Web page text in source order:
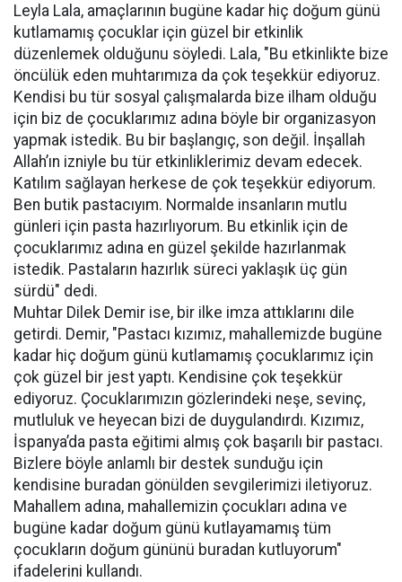
Leyla Lala, amaçlarının bugüne kadar hiç doğum günü
kutlamamış çocuklar için güzel bir etkinlik
düzenlemek olduğunu söyledi. Lala, "Bu etkinlikte bize
öncülük eden muhtarımıza da çok teşekkür ediyoruz.
Kendisi bu tür sosyal çalışmalarda bize ilham olduğu
için biz de çocuklarımız adına böyle bir organizasyon
yapmak istedik. Bu bir başlangıç, son değil. İnşallah
Allah’ın izniyle bu tür etkinliklerimiz devam edecek.
Katılım sağlayan herkese de çok teşekkür ediyorum.
Ben butik pastacıyım. Normalde insanların mutlu
günleri için pasta hazırlıyorum. Bu etkinlik için de
çocuklarımız adına en güzel şekilde hazırlanmak
istedik. Pastaların hazırlık süreci yaklaşık üç gün
sürdü" dedi.
Muhtar Dilek Demir ise, bir ilke imza attıklarını dile
getirdi. Demir, "Pastacı kızımız, mahallemizde bugüne
kadar hiç doğum günü kutlamamış çocuklarımız için
çok güzel bir jest yaptı. Kendisine çok teşekkür
ediyoruz. Çocuklarımızın gözlerindeki neşe, sevinç,
mutluluk ve heyecan bizi de duygulandırdı. Kızımız,
İspanya’da pasta eğitimi almış çok başarılı bir pastacı.
Bizlere böyle anlamlı bir destek sunduğu için
kendisine buradan gönülden sevgilerimizi iletiyoruz.
Mahallem adına, mahallemizin çocukları adına ve
bugüne kadar doğum günü kutlayamamış tüm
çocukların doğum gününü buradan kutluyorum"
ifadelerini kullandı.